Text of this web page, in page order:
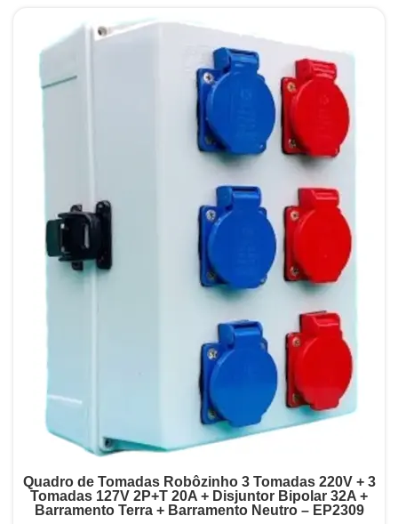
Quadro de Tomadas Robôzinho 3 Tomadas 220V + 3
Tomadas 127V 2P+T 20A + Disjuntor Bipolar 32A +
Barramento Terra + Barramento Neutro – EP2309